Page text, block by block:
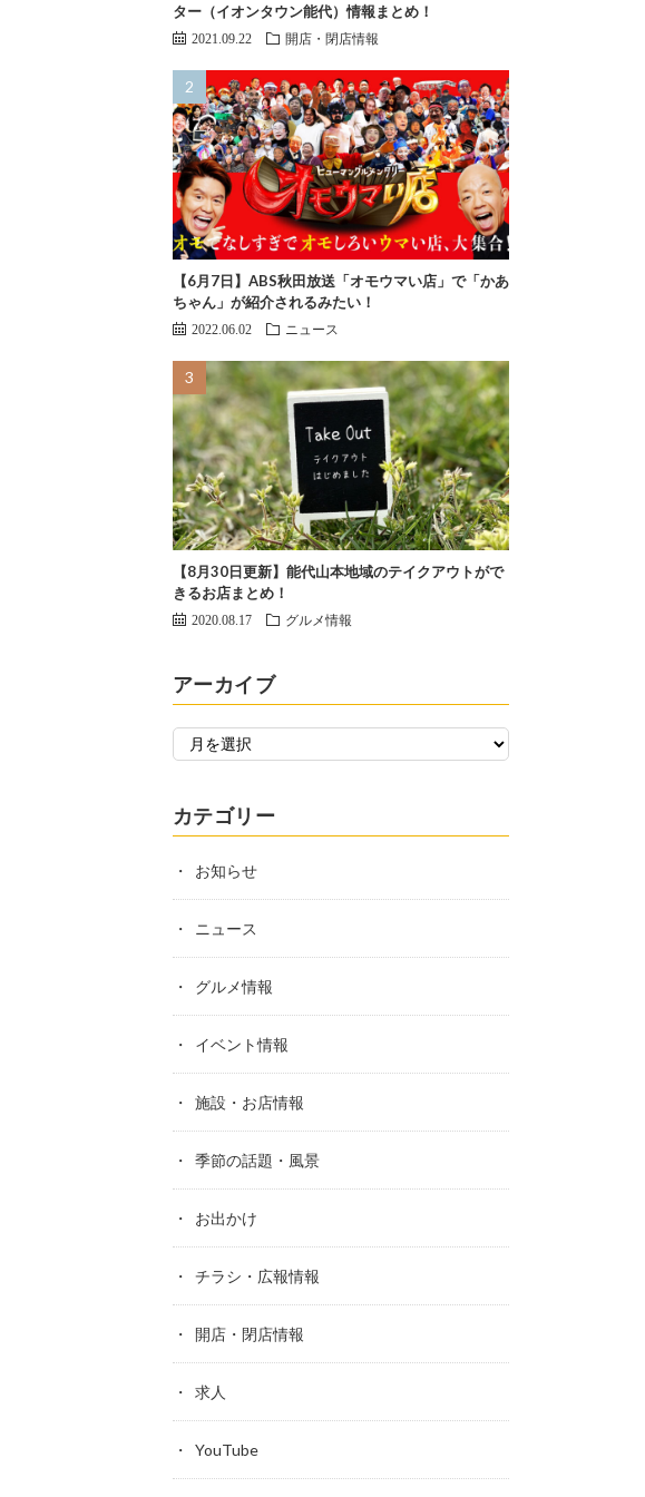
ター（イオンタウン能代）情報まとめ！
2021.09.22 開店・閉店情報
【6月7日】ABS秋田放送「オモウマい店」で「かあ
ちゃん」が紹介されるみたい！
2022.06.02 ニュース
【8月30日更新】能代山本地域のテイクアウトがで
きるお店まとめ！
2020.08.17 グルメ情報
アーカイブ
カテゴリー
お知らせ
ニュース
グルメ情報
イベント情報
施設・お店情報
季節の話題・風景
お出かけ
チラシ・広報情報
開店・閉店情報
求人
YouTube